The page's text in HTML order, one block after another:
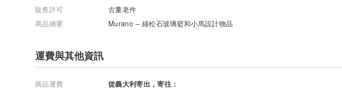
販售許可
古董老件
商品摘要
Murano – 綠松石玻璃籃和小馬設計物品
運費與其他資訊
商品運費 從義大利寄出，寄往：